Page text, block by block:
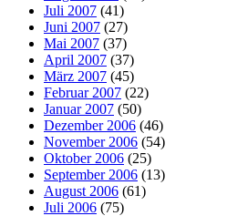
Juli 2007 (41)
Juni 2007 (27)
Mai 2007 (37)
April 2007 (37)
März 2007 (45)
Februar 2007 (22)
Januar 2007 (50)
Dezember 2006 (46)
November 2006 (54)
Oktober 2006 (25)
September 2006 (13)
August 2006 (61)
Juli 2006 (75)